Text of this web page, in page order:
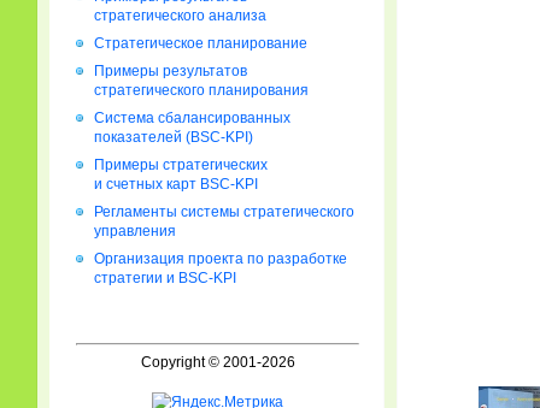
стратегического анализа
Стратегическое планирование
Примеры результатов
стратегического планирования
Система сбалансированных
показателей (BSC-KPI)
Примеры стратегических
и счетных карт BSC-KPI
Регламенты системы стратегического
управления
Организация проекта по разработке
стратегии и BSC-KPI
Copyright © 2001-2026